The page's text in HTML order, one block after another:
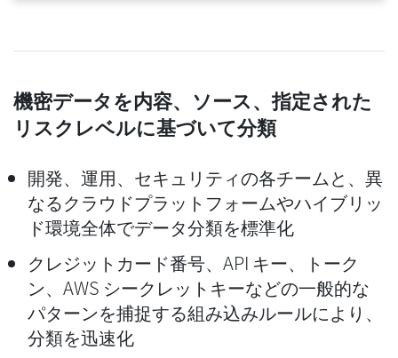
機密データを内容、ソース、指定された
リスクレベルに基づいて分類
開発、運用、セキュリティの各チームと、異
なるクラウドプラットフォームやハイブリッ
ド環境全体でデータ分類を標準化
クレジットカード番号、API キー、トーク
ン、AWS シークレットキーなどの一般的な
パターンを捕捉する組み込みルールにより、
分類を迅速化